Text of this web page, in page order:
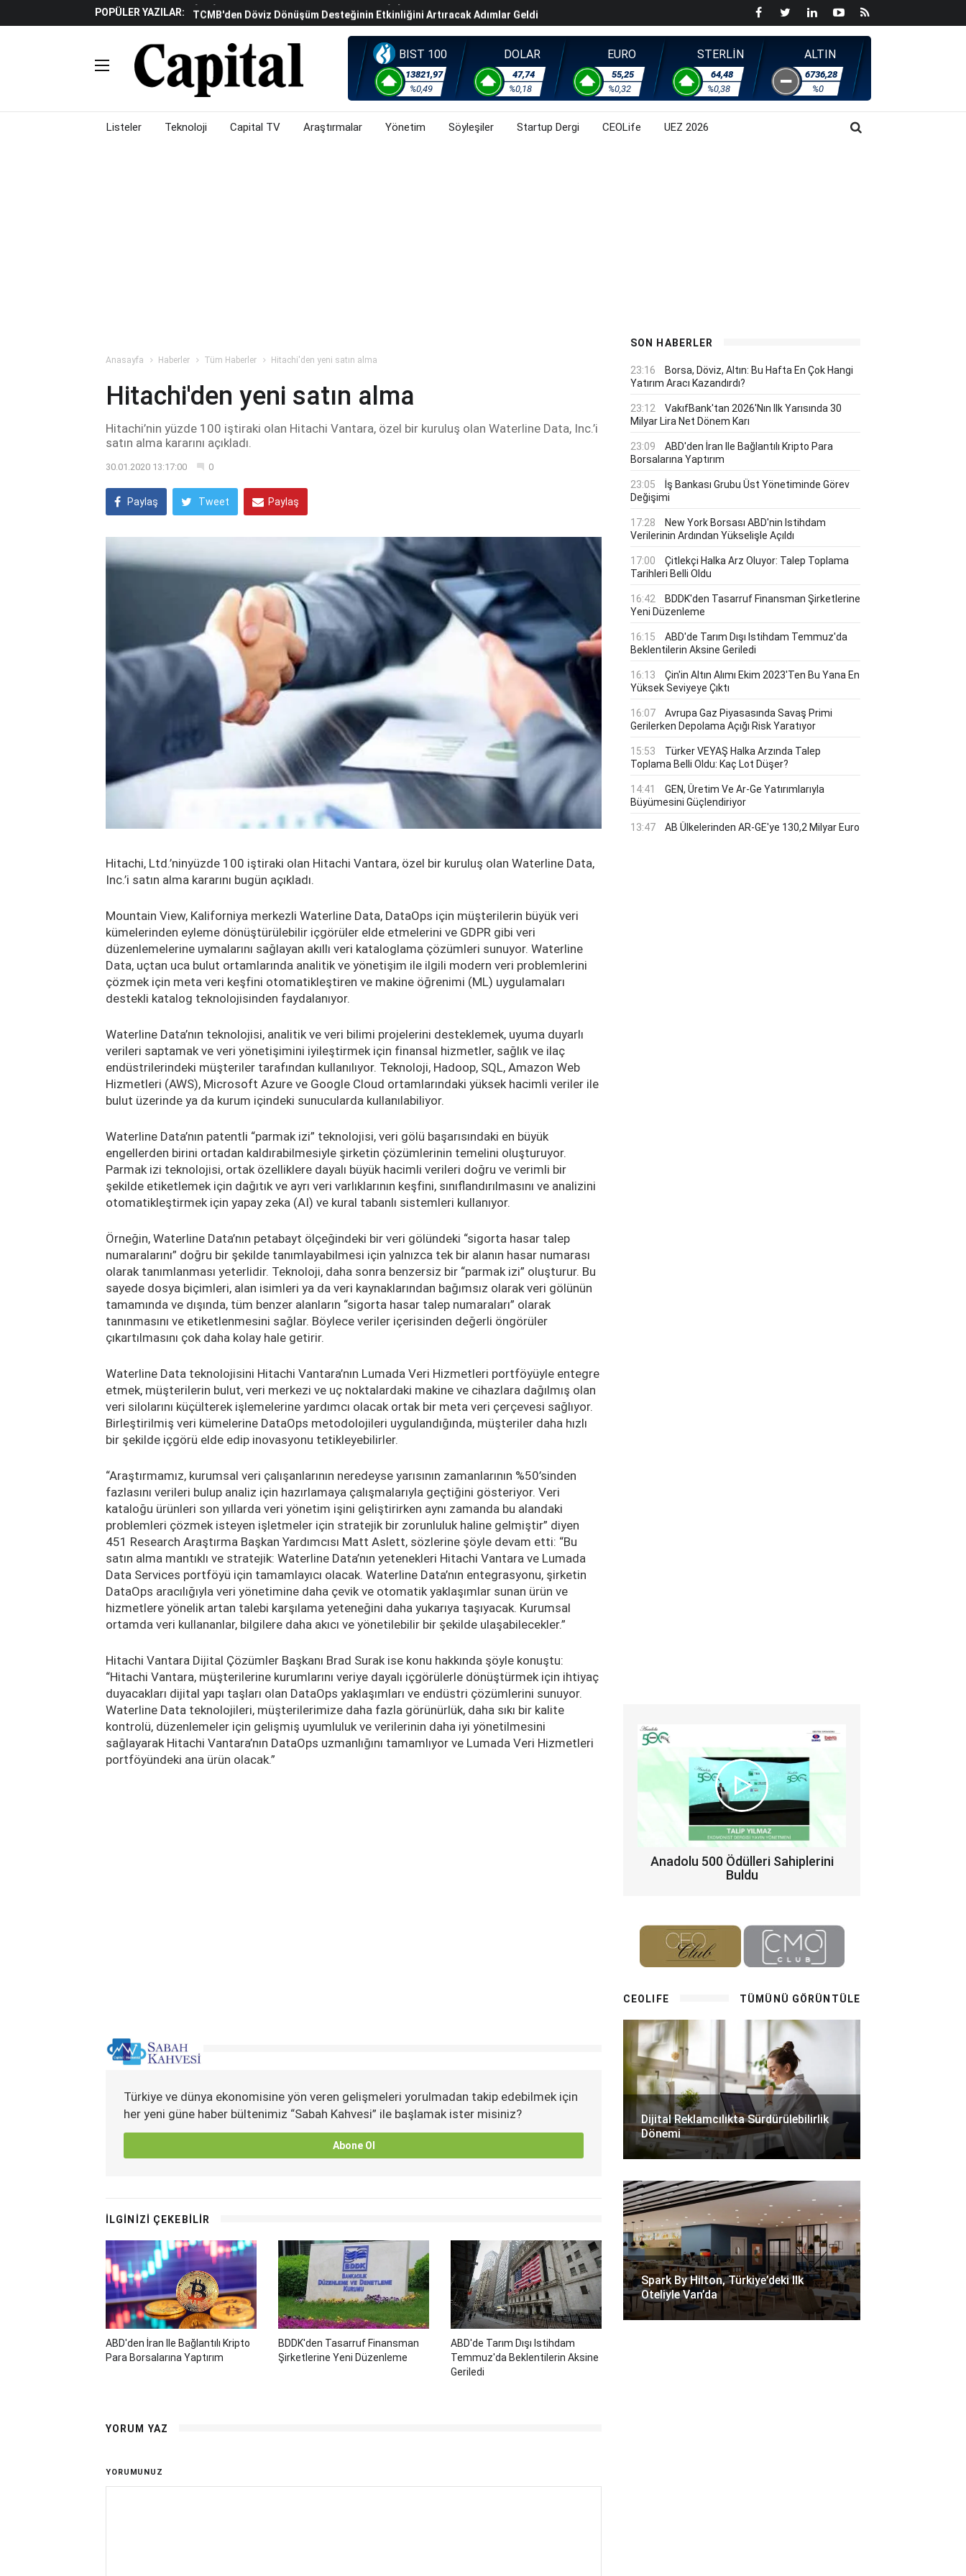
POPÜLER YAZILAR:
TCMB'den Döviz Dönüşüm Desteğinin Etkinliğini Artıracak Adımlar Geldi
Katılım Bankaları Yılın Ilk Yarısında 119,5 Milyar Liralık Sukuk Ihraç Etti
Küresel Piyasalarda Gelecek Hafta Gözler ABD'de Açıklanacak Tarım Dışı Istihdam
Verisine Çevrildi
Altınay Savunma Grubu C-Level Üst Yönetim Yapılanmasına Geçti
Çalışma Alanları Konser Sahnesine Dönüşüyor
BIST 100
13821,97
%0,49
DOLAR
47,74
%0,18
EURO
55,25
%0,32
STERLİN
64,48
%0,38
ALTIN
6736,28
%0
Listeler Teknoloji Capital TV Araştırmalar Yönetim Söyleşiler Startup Dergi CEOLife UEZ 2026
Anasayfa Haberler Tüm Haberler Hitachi'den yeni satın alma
Hitachi'den yeni satın alma
Hitachi’nin yüzde 100 iştiraki olan Hitachi Vantara, özel bir kuruluş olan Waterline Data, Inc.’i
satın alma kararını açıkladı.
30.01.2020 13:17:00 0
Paylaş Tweet Paylaş
Hitachi, Ltd.’ninyüzde 100 iştiraki olan Hitachi Vantara, özel bir kuruluş olan Waterline Data,
Inc.’i satın alma kararını bugün açıkladı.
Mountain View, Kaliforniya merkezli Waterline Data, DataOps için müşterilerin büyük veri
kümelerinden eyleme dönüştürülebilir içgörüler elde etmelerini ve GDPR gibi veri
düzenlemelerine uymalarını sağlayan akıllı veri kataloglama çözümleri sunuyor. Waterline
Data, uçtan uca bulut ortamlarında analitik ve yönetişim ile ilgili modern veri problemlerini
çözmek için meta veri keşfini otomatikleştiren ve makine öğrenimi (ML) uygulamaları
destekli katalog teknolojisinden faydalanıyor.
Waterline Data’nın teknolojisi, analitik ve veri bilimi projelerini desteklemek, uyuma duyarlı
verileri saptamak ve veri yönetişimini iyileştirmek için finansal hizmetler, sağlık ve ilaç
endüstrilerindeki müşteriler tarafından kullanılıyor. Teknoloji, Hadoop, SQL, Amazon Web
Hizmetleri (AWS), Microsoft Azure ve Google Cloud ortamlarındaki yüksek hacimli veriler ile
bulut üzerinde ya da kurum içindeki sunucularda kullanılabiliyor.
Waterline Data’nın patentli “parmak izi” teknolojisi, veri gölü başarısındaki en büyük
engellerden birini ortadan kaldırabilmesiyle şirketin çözümlerinin temelini oluşturuyor.
Parmak izi teknolojisi, ortak özelliklere dayalı büyük hacimli verileri doğru ve verimli bir
şekilde etiketlemek için dağıtık ve ayrı veri varlıklarının keşfini, sınıflandırılmasını ve analizini
otomatikleştirmek için yapay zeka (AI) ve kural tabanlı sistemleri kullanıyor.
Örneğin, Waterline Data’nın petabayt ölçeğindeki bir veri gölündeki “sigorta hasar talep
numaralarını” doğru bir şekilde tanımlayabilmesi için yalnızca tek bir alanın hasar numarası
olarak tanımlanması yeterlidir. Teknoloji, daha sonra benzersiz bir “parmak izi” oluşturur. Bu
sayede dosya biçimleri, alan isimleri ya da veri kaynaklarından bağımsız olarak veri gölünün
tamamında ve dışında, tüm benzer alanların “sigorta hasar talep numaraları” olarak
tanınmasını ve etiketlenmesini sağlar. Böylece veriler içerisinden değerli öngörüler
çıkartılmasını çok daha kolay hale getirir.
Waterline Data teknolojisini Hitachi Vantara’nın Lumada Veri Hizmetleri portföyüyle entegre
etmek, müşterilerin bulut, veri merkezi ve uç noktalardaki makine ve cihazlara dağılmış olan
veri silolarını küçülterek işlemelerine yardımcı olacak ortak bir meta veri çerçevesi sağlıyor.
Birleştirilmiş veri kümelerine DataOps metodolojileri uygulandığında, müşteriler daha hızlı
bir şekilde içgörü elde edip inovasyonu tetikleyebilirler.
“Araştırmamız, kurumsal veri çalışanlarının neredeyse yarısının zamanlarının %50’sinden
fazlasını verileri bulup analiz için hazırlamaya çalışmalarıyla geçtiğini gösteriyor. Veri
kataloğu ürünleri son yıllarda veri yönetim işini geliştirirken aynı zamanda bu alandaki
problemleri çözmek isteyen işletmeler için stratejik bir zorunluluk haline gelmiştir” diyen
451 Research Araştırma Başkan Yardımcısı Matt Aslett, sözlerine şöyle devam etti: “Bu
satın alma mantıklı ve stratejik: Waterline Data’nın yetenekleri Hitachi Vantara ve Lumada
Data Services portföyü için tamamlayıcı olacak. Waterline Data’nın entegrasyonu, şirketin
DataOps aracılığıyla veri yönetimine daha çevik ve otomatik yaklaşımlar sunan ürün ve
hizmetlere yönelik artan talebi karşılama yeteneğini daha yukarıya taşıyacak. Kurumsal
ortamda veri kullananlar, bilgilere daha akıcı ve yönetilebilir bir şekilde ulaşabilecekler.”
Hitachi Vantara Dijital Çözümler Başkanı Brad Surak ise konu hakkında şöyle konuştu:
“Hitachi Vantara, müşterilerine kurumlarını veriye dayalı içgörülerle dönüştürmek için ihtiyaç
duyacakları dijital yapı taşları olan DataOps yaklaşımları ve endüstri çözümlerini sunuyor.
Waterline Data teknolojileri, müşterilerimize daha fazla görünürlük, daha sıkı bir kalite
kontrolü, düzenlemeler için gelişmiş uyumluluk ve verilerinin daha iyi yönetilmesini
sağlayarak Hitachi Vantara’nın DataOps uzmanlığını tamamlıyor ve Lumada Veri Hizmetleri
portföyündeki ana ürün olacak.”
Türkiye ve dünya ekonomisine yön veren gelişmeleri yorulmadan takip edebilmek için
her yeni güne haber bültenimiz “Sabah Kahvesi” ile başlamak ister misiniz?
Abone Ol
İLGİNİZİ ÇEKEBİLİR
ABD'den İran Ile Bağlantılı Kripto
Para Borsalarına Yaptırım
BDDK'den Tasarruf Finansman
Şirketlerine Yeni Düzenleme
ABD'de Tarım Dışı Istihdam
Temmuz'da Beklentilerin Aksine
Geriledi
YORUM YAZ
YORUMUNUZ
SON HABERLER
23:16
Borsa, Döviz, Altın: Bu Hafta En Çok Hangi
Yatırım Aracı Kazandırdı?
23:12
VakıfBank'tan 2026'nın Ilk Yarısında 30
Milyar Lira Net Dönem Karı
23:09
ABD'den İran Ile Bağlantılı Kripto Para
Borsalarına Yaptırım
23:05
İş Bankası Grubu Üst Yönetiminde Görev
Değişimi
17:28
New York Borsası ABD'nin Istihdam
Verilerinin Ardından Yükselişle Açıldı
17:00
Çitlekçi Halka Arz Oluyor: Talep Toplama
Tarihleri Belli Oldu
16:42
BDDK'den Tasarruf Finansman Şirketlerine
Yeni Düzenleme
16:15
ABD'de Tarım Dışı Istihdam Temmuz'da
Beklentilerin Aksine Geriledi
16:13
Çin'in Altın Alımı Ekim 2023'ten Bu Yana En
Yüksek Seviyeye Çıktı
16:07
Avrupa Gaz Piyasasında Savaş Primi
Gerilerken Depolama Açığı Risk Yaratıyor
15:53
Türker VEYAŞ Halka Arzında Talep
Toplama Belli Oldu: Kaç Lot Düşer?
14:41
GEN, Üretim Ve Ar-Ge Yatırımlarıyla
Büyümesini Güçlendiriyor
13:47 AB Ülkelerinden AR-GE'ye 130,2 Milyar Euro
Anadolu 500 Ödülleri Sahiplerini
Buldu
CEOLIFE TÜMÜNÜ GÖRÜNTÜLE
Dijital Reklamcılıkta Sürdürülebilirlik
Dönemi
Spark By Hilton, Türkiye’deki Ilk
Oteliyle Van’da